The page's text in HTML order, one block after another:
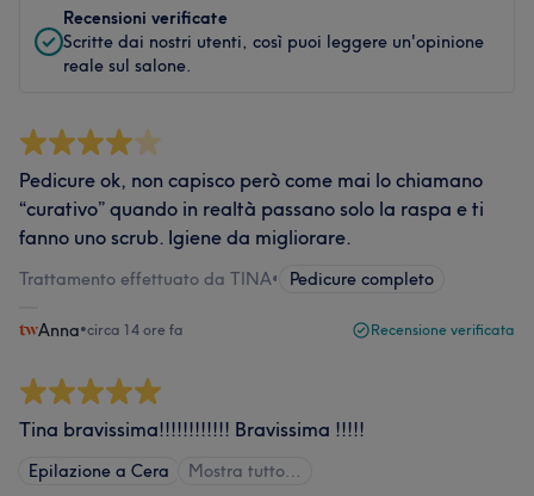
Recensioni verificate
Scritte dai nostri utenti, così puoi leggere un'opinione
reale sul salone.
Pedicure ok, non capisco però come mai lo chiamano
“curativo” quando in realtà passano solo la raspa e ti
fanno uno scrub. Igiene da migliorare.
Trattamento effettuato da TINA• Pedicure completo
Anna•circa 14 ore fa Recensione verificata
Tina bravissima!!!!!!!!!!!! Bravissima !!!!!
Epilazione a Cera Mostra tutto…